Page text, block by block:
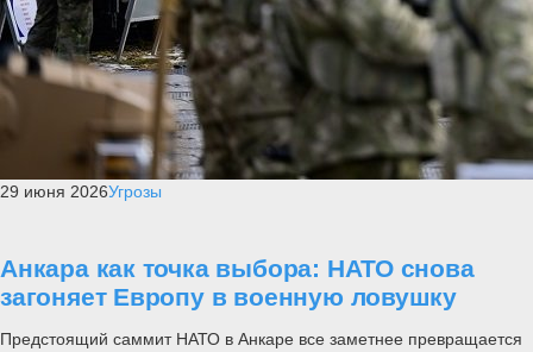
29 июня 2026Угрозы
Анкара как точка выбора: НАТО снова
загоняет Европу в военную ловушку
Предстоящий саммит НАТО в Анкаре все заметнее превращается